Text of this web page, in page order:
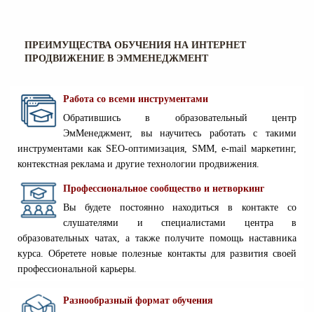
ПРЕИМУЩЕСТВА ОБУЧЕНИЯ НА ИНТЕРНЕТ
ПРОДВИЖЕНИЕ В ЭММЕНЕДЖМЕНТ
Работа со всеми инструментами
Обратившись в образовательный центр
ЭмМенеджмент, вы научитесь работать с такими
инструментами как SEO-оптимизация, SMM, e-mail маркетинг,
контекстная реклама и другие технологии продвижения.
Профессиональное сообщество и нетворкинг
Вы будете постоянно находиться в контакте со
слушателями и специалистами центра в
образовательных чатах, а также получите помощь наставника
курса. Обретете новые полезные контакты для развития своей
профессиональной карьеры.
Разнообразный формат обучения